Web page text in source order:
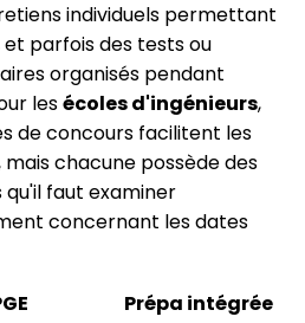
individuels permettant
parfois des tests ou
organisés pendant
lesécoles d'ingénieurs,
de concours facilitent les
chacune possède des
faut examiner
concernant les dates
Prépa intégrée